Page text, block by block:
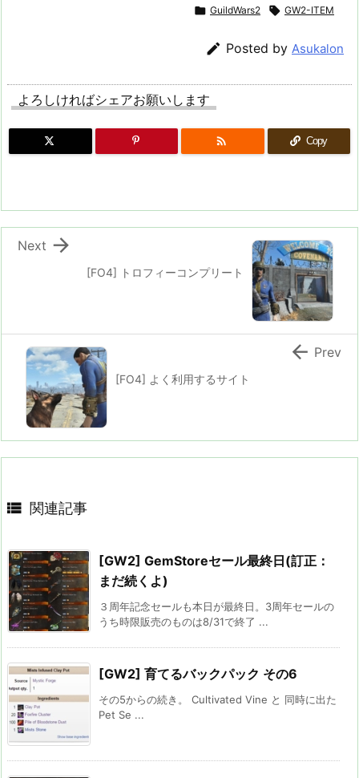
 GuildWars2  GW2-ITEM
 Posted by Asukalon
よろしければシェアお願いします
 Copy
[FO4] トロフィーコンプリート

Next
[FO4] よく利用するサイト
 Prev
 関連記事
[GW2] GemStoreセール最終日(訂正：
まだ続くよ)
３周年記念セールも本日が最終日。3周年セールの
うち時限販売のものは8/31で終了 ...
[GW2] 育てるバックパック その6
その5からの続き。 Cultivated Vine と 同時に出た
Pet Se ...